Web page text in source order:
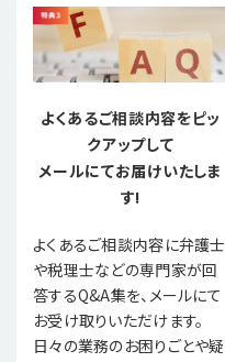
よくあるご相談内容をピッ
クアップして
メールにてお届けいたしま
す!
よくあるご相談内容に弁護士
や税理士などの専門家が回
答するQ&A集を、メールにて
お受け取りいただけます。
日々の業務のお困りごとや疑